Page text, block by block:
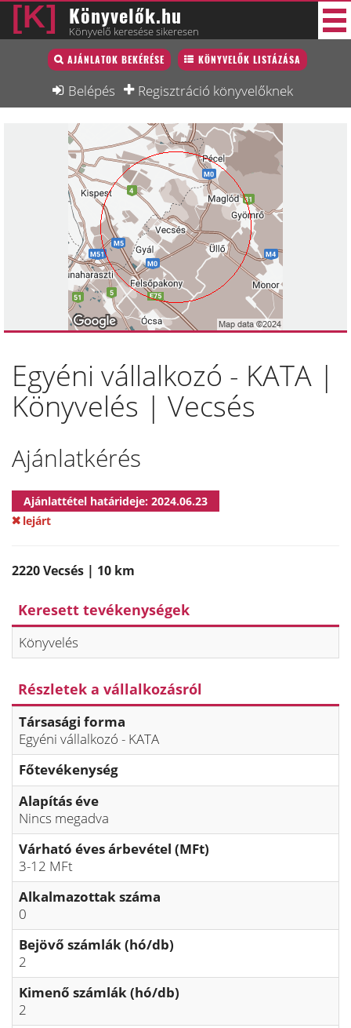
Könyvelők.hu
Könyvelő keresése sikeresen
AJÁNLATOK BEKÉRÉSE KÖNYVELŐK LISTÁZÁSA
Belépés Regisztráció könyvelőknek
Könyvelő lista
Könyvelési munkák
Képzésnaptár
Egyéni vállalkozó - KATA |
Könyvelés | Vecsés
Ajánlatkérés
Ajánlattétel határideje: 2024.06.23
lejárt
2220 Vecsés | 10 km
Keresett tevékenységek
Könyvelés
Részletek a vállalkozásról
Társasági forma
Egyéni vállalkozó - KATA
Főtevékenység
Alapítás éve
Nincs megadva
Várható éves árbevétel (MFt)
3-12 MFt
Alkalmazottak száma
0
Bejövő számlák (hó/db)
2
Kimenő számlák (hó/db)
2